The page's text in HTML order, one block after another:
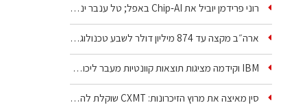
רוני פרידמן יוביל את Chip‑AI באפל; טל ענבר ינהל את…
ארה״ב מקצה עד 874 מיליון דולר לשבע טכנולוגיות שבבים…
IBM וקידמה מציגות תוצאות קוונטיות מעבר ליכולת…
סין מאיצה את מרוץ הזיכרונות: CXMT שוקלת להקים מפעל…